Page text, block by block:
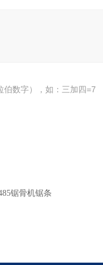
伯数字），如：三加四=7
锯骨机锯条